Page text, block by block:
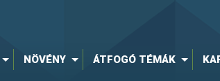
NÖVÉNY ÁTFOGÓ TÉMÁK